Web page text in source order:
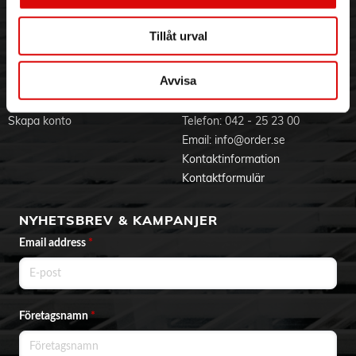
Tillåt urval
Avvisa
Jobba hos oss
Varumärken
Integritetspolicy
Om cookies
BLI KUND
Skapa konto
KONTAKTA OSS
Telefon: 042 - 25 23 00
Email: info@order.se
Kontaktinformation
Kontaktformulär
NYHETSBREV & KAMPANJER
Email address *
Företagsnamn*